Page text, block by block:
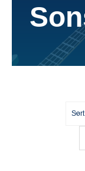
Dinge
News